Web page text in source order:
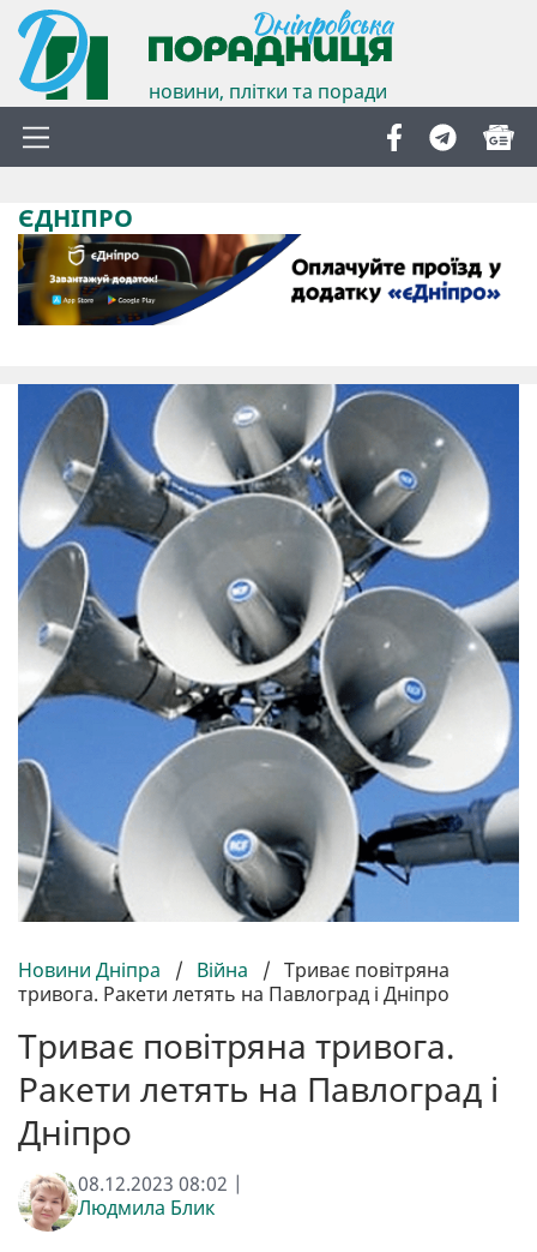
новини, плітки та поради
ЄДНІПРО
Новини Дніпра / Війна / Триває повітряна
тривога. Ракети летять на Павлоград і Дніпро
Триває повітряна тривога.
Ракети летять на Павлоград і
Дніпро
08.12.2023 08:02 |
Людмила Блик